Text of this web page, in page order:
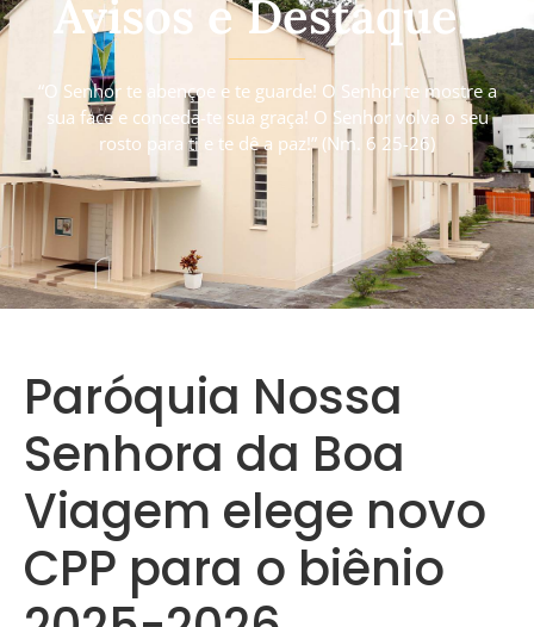
Avisos e Destaques
“O Senhor te abençoe e te guarde! O Senhor te mostre a
sua face e conceda-te sua graça! O Senhor volva o seu
rosto para ti e te dê a paz!” (Nm. 6 25-26)
Paróquia Nossa
Senhora da Boa
Viagem elege novo
CPP para o biênio